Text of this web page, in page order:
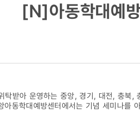
세미나
[N]아동학대예
탁받아 운영하는 중앙, 경기, 대전, 충북,
아동학대예방센터에서는 기념 세미나를